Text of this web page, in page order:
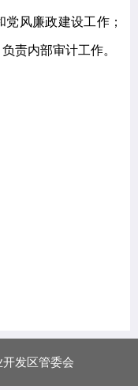
风廉政建设工作；
责内部审计工作。
发区管委会